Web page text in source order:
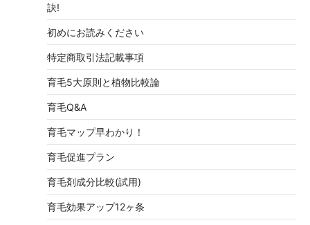
訣!
初めにお読みください
特定商取引法記載事項
育毛5大原則と植物比較論
育毛Q&A
育毛マップ早わかり！
育毛促進プラン
育毛剤成分比較(試用)
育毛効果アップ12ヶ条